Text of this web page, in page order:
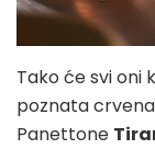
Tako će svi oni
poznata
Panettone